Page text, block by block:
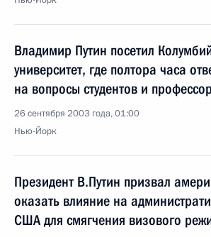
Владимир Путин посетил
университет, где полтора часа
на вопросы студентов и
26 сентября 2003 года, 01:00
Нью-Йорк
Президент В.Путин призвал
оказать влияние на
США для смягчения визового